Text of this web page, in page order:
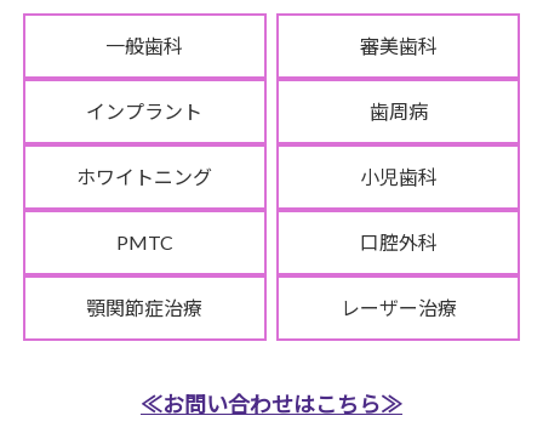
一般歯科 審美歯科
インプラント 歯周病
ホワイトニング 小児歯科
PMTC 口腔外科
顎関節症治療 レーザー治療
≪お問い合わせはこちら≫